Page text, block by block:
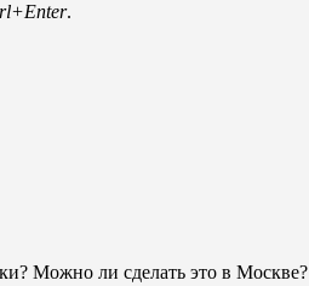
.
Можно ли сделать это в Москве?